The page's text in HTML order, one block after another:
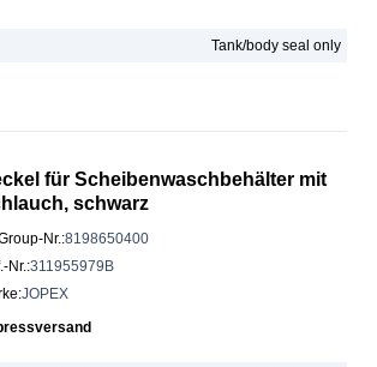
Tank/body seal only
für Scheibenwaschbehälter mit
schwarz
Nr.:8198650400
Nr.:311955979B
:JOPEX